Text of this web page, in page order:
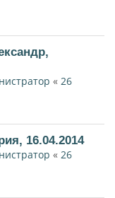
« 26
16.04.2014
« 26